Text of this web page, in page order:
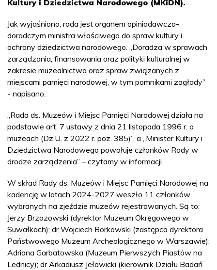
Kultury i Dziedzictwa Narodowego (MKiDN).
Jak wyjaśniono, rada jest organem opiniodawczo-
doradczym ministra właściwego do spraw kultury i
ochrony dziedzictwa narodowego. „Doradza w sprawach
zarządzania, finansowania oraz polityki kulturalnej w
zakresie muzealnictwa oraz spraw związanych z
miejscami pamięci narodowej, w tym pomnikami zagłady”
- napisano.
„Rada ds. Muzeów i Miejsc Pamięci Narodowej działa na
podstawie art. 7 ustawy z dnia 21 listopada 1996 r. o
muzeach (Dz.U. z 2022 r. poz. 385)”, a „Minister Kultury i
Dziedzictwa Narodowego powołuje członków Rady w
drodze zarządzenia” – czytamy w informacji.
W skład Rady ds. Muzeów i Miejsc Pamięci Narodowej na
kadencję w latach 2024-2027 weszło 11 członków
wybranych na zjeździe muzeów rejestrowanych. Są to:
Jerzy Brzozowski (dyrektor Muzeum Okręgowego w
Suwałkach); dr Wojciech Borkowski (zastępca dyrektora
Państwowego Muzeum Archeologicznego w Warszawie);
Adriana Garbatowska (Muzeum Pierwszych Piastów na
Lednicy); dr Arkadiusz Jełowicki (kierownik Działu Badań